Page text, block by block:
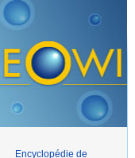
Encyclopédie de